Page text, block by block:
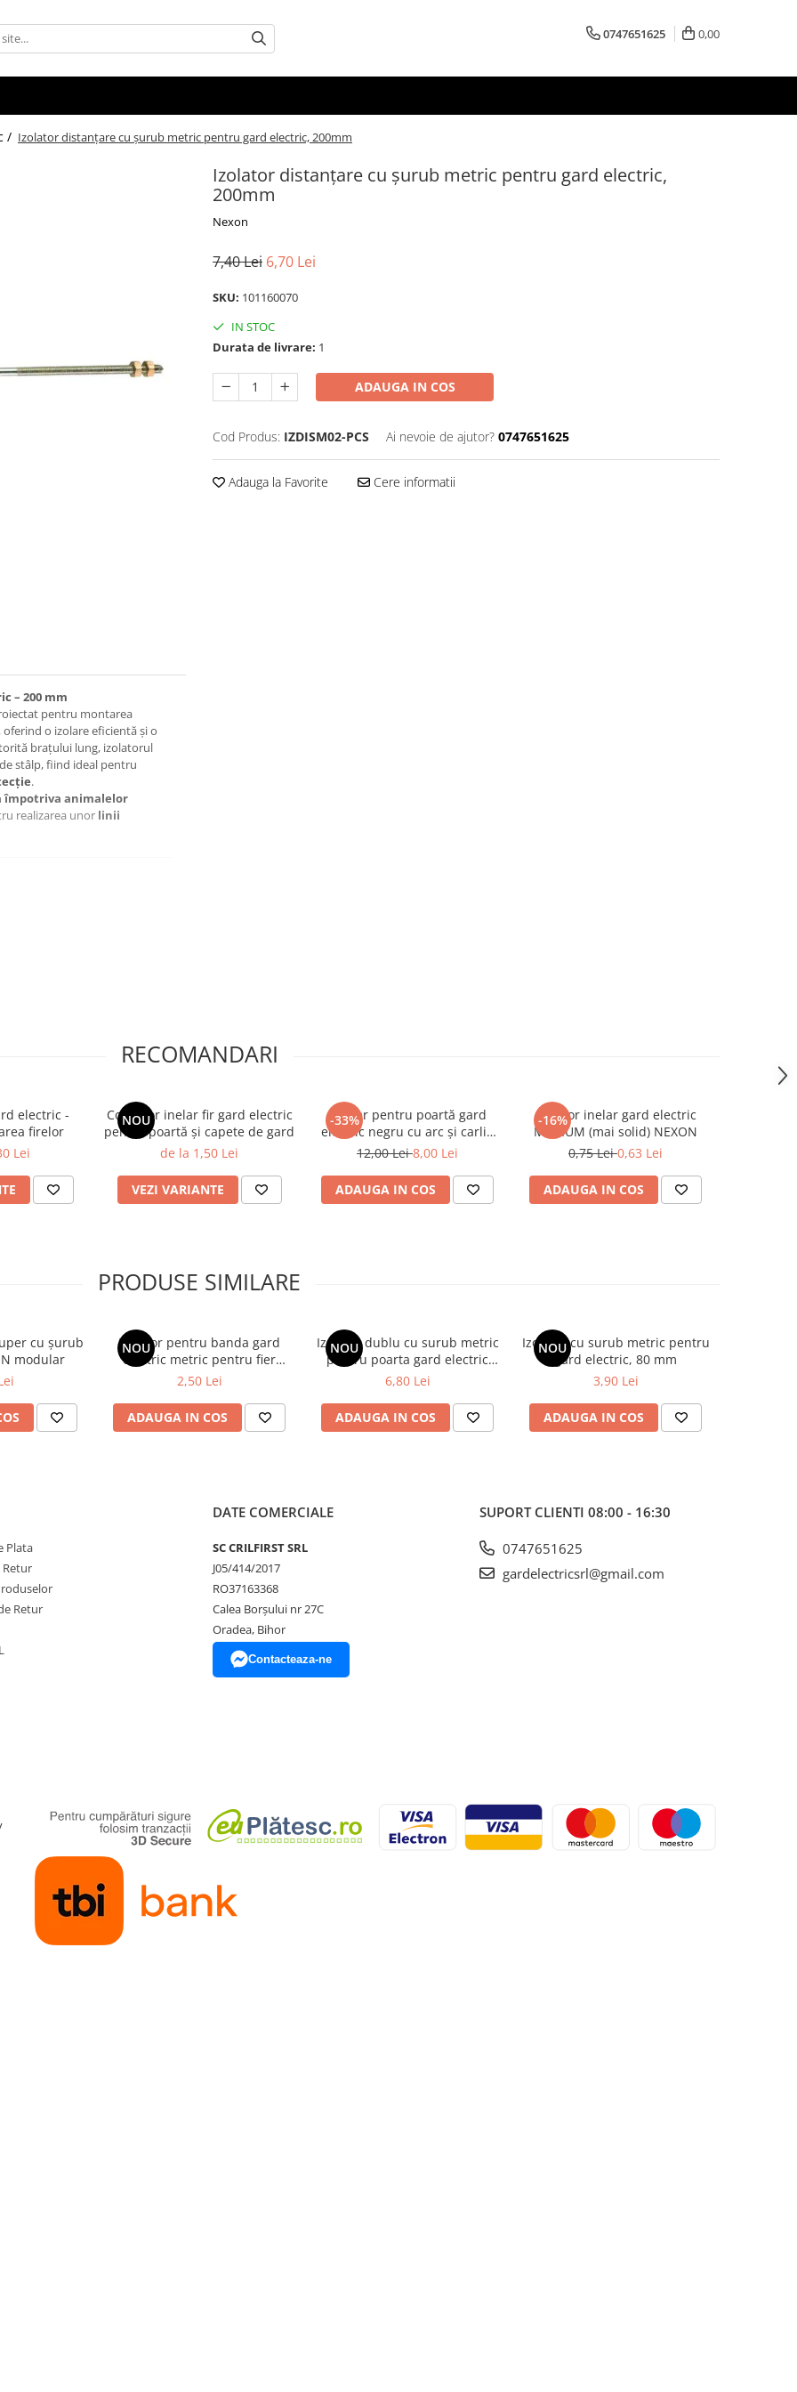
0747651625 0,00
/ Izolator distanțare cu șurub metric pentru gard electric, 200mm
Izolator distanțare cu șurub metric pentru gard electric,
200mm
Nexon
7,40 Lei 6,70 Lei
SKU: 101160070
IN STOC
Durata de livrare: 1
ADAUGA IN COS
Cod Produs: IZDISM02-PCS Ai nevoie de ajutor? 0747651625
Adauga la Favorite Cere informatii
– 200 mm
pentru montarea
o izolare eficientă și o
brațului lung, izolatorul
stâlp, fiind ideal pentru
.
împotriva animalelor
realizarea unor linii
din această pagină.
informativ și poate
pot fi modificate de
Toate produsele prezente
RECOMANDARI
electric -
firelor
Lei
NOU
Conector inelar fir gard electric
pentru poartă și capete de gard
de la 1,50 Lei
VEZI VARIANTE
-33%
Mâner pentru poartă gard
electric negru cu arc și carlig
NEXON
12,00 Lei8,00 Lei
ADAUGA IN COS
-16%
Izolator inelar gard electric
MEDIUM (mai solid) NEXON
0,75 Lei0,63 Lei
ADAUGA IN COS
PRODUSE SIMILARE
cu șurub
modular
NOU
Izolator pentru banda gard
electric metric pentru fier
NEXON
2,50 Lei
ADAUGA IN COS
NOU
Izolator dublu cu surub metric
pentru poarta gard electric
NEXON
6,80 Lei
ADAUGA IN COS
NOU
Izolator cu surub metric pentru
gard electric, 80 mm
3,90 Lei
ADAUGA IN COS
Plata
Retur
Retur
DATE COMERCIALE
SC CRILFIRST SRL
J05/414/2017
RO37163368
Calea Borșului nr 27C
Oradea, Bihor
Contacteaza-ne
SUPORT CLIENTI 08:00 - 16:30
0747651625
gardelectricsrl@gmail.com